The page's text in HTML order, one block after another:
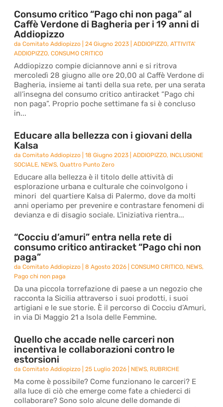
Consumo critico “Pago chi non paga” al
Caffè Verdone di Bagheria per i 19 anni di
Addiopizzo
daComitato Addiopizzo |24 Giugno 2023 |ADDIOPIZZO,ATTIVITA'
ADDIOPIZZO,CONSUMO CRITICO
Addiopizzo compie diciannove anni e si ritrova
mercoledì 28 giugno alle ore 20,00 al Caffè Verdone di
Bagheria, insieme ai tanti della sua rete, per una serata
all’insegna del consumo critico antiracket “Pago chi
non paga”. Proprio poche settimane fa si è concluso
in...
Educare alla bellezza con i giovani della
Kalsa
daComitato Addiopizzo |18 Giugno 2023 |ADDIOPIZZO, INCLUSIONE
SOCIALE, NEWS,Quattro Punto Zero
Educare alla bellezza è il titolo delle attività di
esplorazione urbana e culturale che coinvolgono i
minori del quartiere Kalsa di Palermo, dove da molti
anni operiamo per prevenire e contrastare fenomeni di
devianza e di disagio sociale. L’iniziativa rientra...
“Cocciu d’amuri” entra nella rete di
consumo critico antiracket “Pago chi non
paga”
daComitato Addiopizzo |8 Agosto 2026 |CONSUMO CRITICO, NEWS,
Pago chi non paga
Da una piccola torrefazione di paese a un negozio che
racconta la Sicilia attraverso i suoi prodotti, i suoi
artigiani e le sue storie. È il percorso di Cocciu d’Amuri,
in via Di Maggio 21 a Isola delle Femmine.
Quello che accade nelle carceri non
incentiva le collaborazioni contro le
estorsioni
daComitato Addiopizzo |25 Luglio 2026 NEWS, RUBRICHE
Ma come è possibile? Come funzionano le carceri? E
alla luce di ciò che emerge come fate a chiederci di
collaborare? Sono solo alcune delle domande di